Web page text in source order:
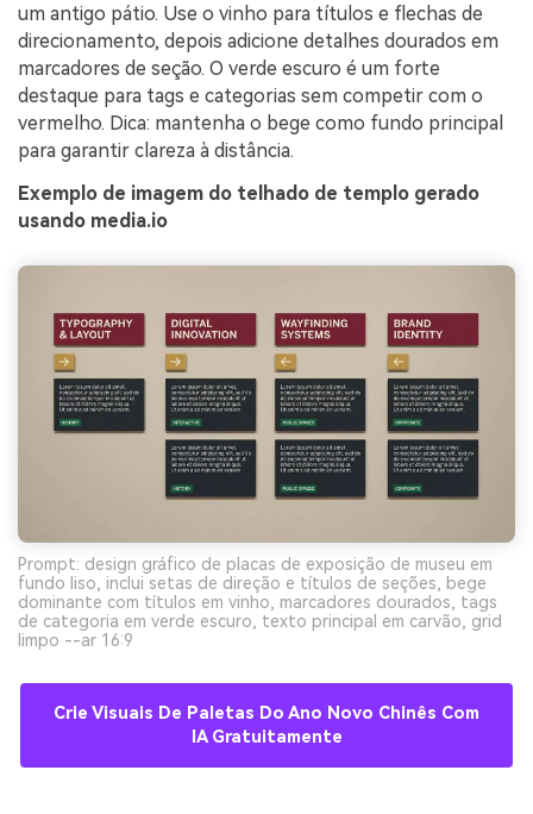
um antigo pátio. Use o vinho para títulos e flechas de
direcionamento, depois adicione detalhes dourados em
marcadores de seção. O verde escuro é um forte
destaque para tags e categorias sem competir com o
vermelho. Dica: mantenha o bege como fundo principal
para garantir clareza à distância.
Exemplo de imagem do telhado de templo gerado
usando media.io
Prompt: design gráfico de placas de exposição de museu em
fundo liso, inclui setas de direção e títulos de seções, bege
dominante com títulos em vinho, marcadores dourados, tags
de categoria em verde escuro, texto principal em carvão, grid
limpo --ar 16:9
Crie Visuais De Paletas Do Ano Novo Chinês Com
IA Gratuitamente